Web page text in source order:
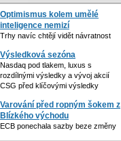
Optimismus kolem umělé
inteligence nemizí
Trhy navíc chtějí vidět návratnost
Výsledková sezóna
Nasdaq pod tlakem, luxus s
rozdílnými výsledky a vývoj akcií
CSG před klíčovými výsledky
Varování před ropným šokem z
Blízkého východu
ECB ponechala sazby beze změny